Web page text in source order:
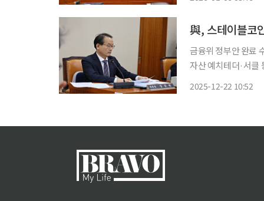
與, 스테이블코
금융위 정부안 완료
자산 예치테더·서클
2025-12-22 10:52